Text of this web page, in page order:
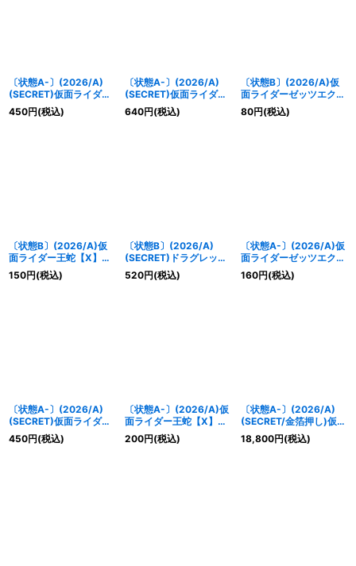
〔状態A-〕(2026/A)
(SECRET)仮面ライダー
ゾルダ【M-SEC】
{26RCB01-035}《白》
450円(税込)
〔状態A-〕(2026/A)
(SECRET)仮面ライダー
ナイトサバイブ【R-
SEC】{26RCB01-037}
640円(税込)
〔状態B〕(2026/A)仮
面ライダーゼッツエクス
ドリーム【X】
{26RCB01-X03}《紫》
80円(税込)
〔状態B〕(2026/A)仮
面ライダー王蛇【X】
{26RCB01-X04}《白》
150円(税込)
〔状態B〕(2026/A)
(SECRET)ドラグレッダ
ー【M-SEC】
{26RCB01-031}《白》
520円(税込)
〔状態A-〕(2026/A)仮
面ライダーゼッツエクス
ドリーム【X】
{26RCB01-X03}《紫》
160円(税込)
〔状態A-〕(2026/A)
(SECRET)仮面ライダー
オーディン【M-SEC】
{26RCB01-038}《白》
450円(税込)
〔状態A-〕(2026/A)仮
面ライダー王蛇【X】
{26RCB01-X04}《白》
200円(税込)
〔状態A-〕(2026/A)
(SECRET/金箔押し)仮面
ライダーゼッツエクスド
リーム【X-SEC】
18,800円(税込)